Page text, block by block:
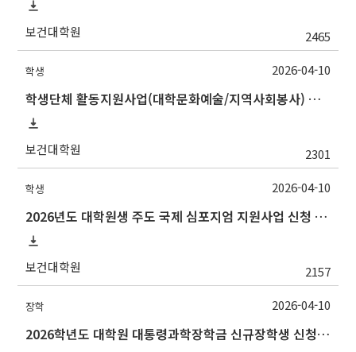
보건대학원 2465
학생
학생단체 활동지원사업(대학문화예술/지역사회봉사) 시행 계획 안내
보건대학원 2301
2026-04-10
학생
2026년도 대학원생 주도 국제 심포지엄 지원사업 신청 안내
보건대학원 2157
2026-04-10
장학
2026학년도 대학원 대통령과학장학금 신규장학생 신청 및 선발 안내
2026-04-10